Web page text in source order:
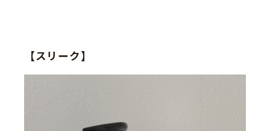
【スリーク】